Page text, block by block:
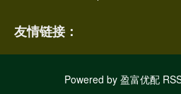
友情链接：
Powered by 盈富优配